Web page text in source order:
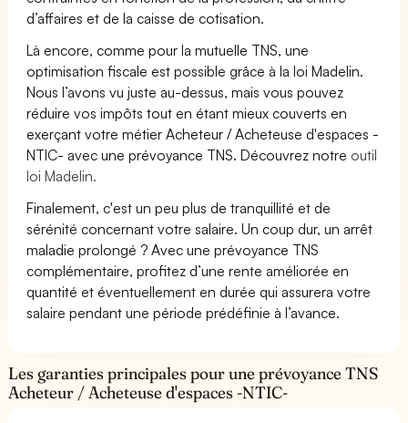
d’affaires et de la caisse de cotisation.
Là encore, comme pour la mutuelle TNS, une
optimisation fiscale est possible grâce à la loi Madelin.
Nous l’avons vu juste au-dessus, mais vous pouvez
réduire vos impôts tout en étant mieux couverts en
exerçant votre métier Acheteur / Acheteuse d'espaces -
NTIC- avec une prévoyance TNS. Découvrez notre outil
loi Madelin.
Finalement, c'est un peu plus de tranquillité et de
sérénité concernant votre salaire. Un coup dur, un arrêt
maladie prolongé ? Avec une prévoyance TNS
complémentaire, profitez d’une rente améliorée en
quantité et éventuellement en durée qui assurera votre
salaire pendant une période prédéfinie à l’avance.
Les garanties principales pour une prévoyance TNS
Acheteur / Acheteuse d'espaces -NTIC-